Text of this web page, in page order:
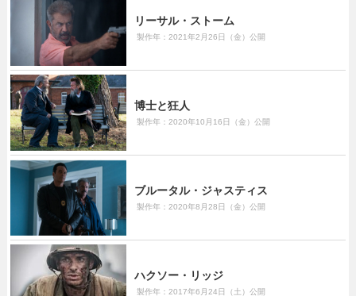
リーサル・ストーム
製作年：2021年2月26日（金）公開
博士と狂人
製作年：2020年10月16日（金）公開
ブルータル・ジャスティス
製作年：2020年8月28日（金）公開
ハクソー・リッジ
製作年：2017年6月24日（土）公開